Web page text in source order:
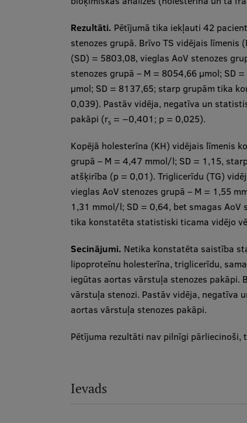
Rezultāti. Pētījumā tika iekļauti 42
stenozes grupā. Brīvo TS vidējais
(SD) = 5803,08, vieglas AoV stenozes
stenozes grupā – M = 8054,66 μmol; SD
μmol; SD = 8137,65; starp grupām tika
0,039). Pastāv vidēja, negatīva un
pakāpi (rs= −0,401; p = 0,025).
Kopējā holesterīna (KH) vidējais līmenis
grupā – M = 4,47 mmol/l; SD = 1,15,
atšķirība (p = 0,01). Triglicerīdu (TG)
vieglas AoV stenozes grupā – M = 1,55
1,31 mmol/l; SD = 0,64, bet smagas
tika konstatēta statistiski ticama vidējo
Secinājumi. Netika konstatēta saistība
lipoproteīnu holesterīna, triglicerīdu,
iegūtas aortas vārstuļa stenozes pakāpi.
vārstuļa stenozi. Pastāv vidēja, negatīva
aortas vārstuļa stenozes pakāpi.
Pētījuma rezultāti nav pilnīgi
Ievads